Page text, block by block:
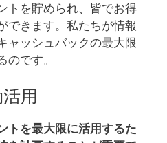
トを貯められ、皆でお得
できます。私たちが情報
ャッシュバックの最大限
のです。
用
トを最大限に活用するた